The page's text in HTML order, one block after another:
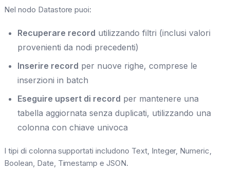
Nel nodo Datastore puoi:
Recuperare record utilizzando filtri (inclusi valori
provenienti da nodi precedenti)
Inserire record per nuove righe, comprese le
inserzioni in batch
Eseguire upsert di record per mantenere una
tabella aggiornata senza duplicati, utilizzando una
colonna con chiave univoca
I tipi di colonna supportati includono Text, Integer, Numeric,
Boolean, Date, Timestamp e JSON.